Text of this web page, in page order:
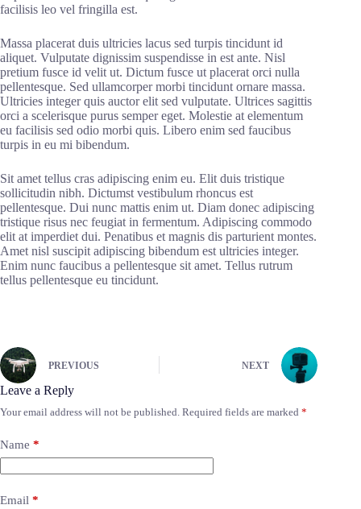
facilisis leo vel fringilla est.
Massa placerat duis ultricies lacus sed turpis tincidunt id
aliquet. Vulputate dignissim suspendisse in est ante. Nisl
pretium fusce id velit ut. Dictum fusce ut placerat orci nulla
pellentesque. Sed ullamcorper morbi tincidunt ornare massa.
Ultricies integer quis auctor elit sed vulputate. Ultrices sagittis
orci a scelerisque purus semper eget. Molestie at elementum
eu facilisis sed odio morbi quis. Libero enim sed faucibus
turpis in eu mi bibendum.
Sit amet tellus cras adipiscing enim eu. Elit duis tristique
sollicitudin nibh. Dictumst vestibulum rhoncus est
pellentesque. Dui nunc mattis enim ut. Diam donec adipiscing
tristique risus nec feugiat in fermentum. Adipiscing commodo
elit at imperdiet dui. Penatibus et magnis dis parturient montes.
Amet nisl suscipit adipiscing bibendum est ultricies integer.
Enim nunc faucibus a pellentesque sit amet. Tellus rutrum
tellus pellentesque eu tincidunt.
PREVIOUS NEXT
Leave a Reply
Your email address will not be published. Required fields are marked *
Name *
Email *